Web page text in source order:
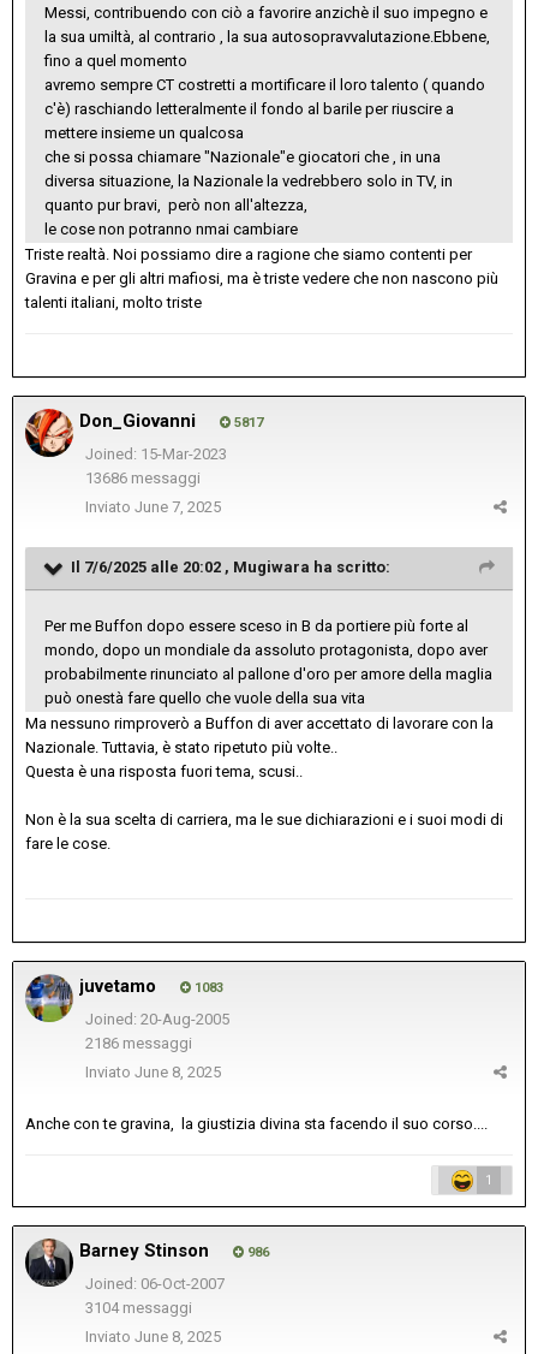
Messi, contribuendo con ciò a favorire anzichè il suo impegno e
la sua umiltà, al contrario , la sua autosopravvalutazione.Ebbene,
fino a quel momento
avremo sempre CT costretti a mortificare il loro talento ( quando
c'è) raschiando letteralmente il fondo al barile per riuscire a
mettere insieme un qualcosa
che si possa chiamare "Nazionale"e giocatori che , in una
diversa situazione, la Nazionale la vedrebbero solo in TV, in
quanto pur bravi, però non all'altezza,
le cose non potranno nmai cambiare
Triste realtà. Noi possiamo dire a ragione che siamo contenti per
Gravina e per gli altri mafiosi, ma è triste vedere che non nascono più
talenti italiani, molto triste
Don_Giovanni 5817
Joined: 15-Mar-2023
13686 messaggi
Inviato June 7, 2025
Il 7/6/2025 alle 20:02 , Mugiwara ha scritto:
Per me Buffon dopo essere sceso in B da portiere più forte al
mondo, dopo un mondiale da assoluto protagonista, dopo aver
probabilmente rinunciato al pallone d'oro per amore della maglia
può onestà fare quello che vuole della sua vita
Ma nessuno rimproverò a Buffon di aver accettato di lavorare con la
Nazionale. Tuttavia, è stato ripetuto più volte..
Questa è una risposta fuori tema, scusi..
Non è la sua scelta di carriera, ma le sue dichiarazioni e i suoi modi di
fare le cose.
juvetamo 1083
Joined: 20-Aug-2005
2186 messaggi
Inviato June 8, 2025
Anche con te gravina, la giustizia divina sta facendo il suo corso....
1
Barney Stinson 986
Joined: 06-Oct-2007
3104 messaggi
Inviato June 8, 2025